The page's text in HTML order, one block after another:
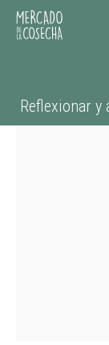
Reflexionar